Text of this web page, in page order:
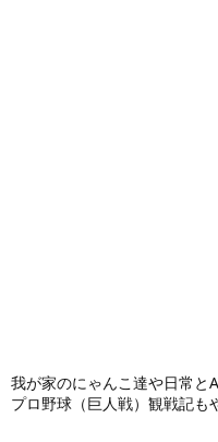
我が家のにゃんこ達や日常と
プロ野球（巨人戦）観戦記も